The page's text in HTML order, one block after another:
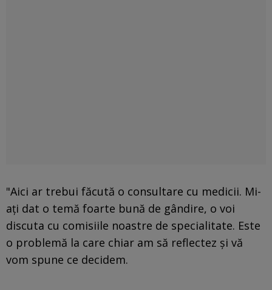
"Aici ar trebui făcută o consultare cu medicii. Mi-
ați dat o temă foarte bună de gândire, o voi
discuta cu comisiile noastre de specialitate. Este
o problemă la care chiar am să reflectez și vă
vom spune ce decidem.